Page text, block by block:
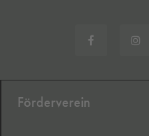
Förderverein